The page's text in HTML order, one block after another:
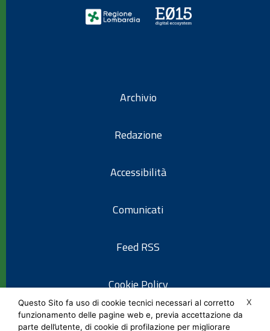
Archivio
Redazione
Accessibilità
Comunicati
Feed RSS
Cookie Policy
Informativa privacy
X
Questo Sito fa uso di cookie tecnici necessari al corretto
funzionamento delle pagine web e, previa accettazione da
parte dell’utente, di cookie di profilazione per migliorare